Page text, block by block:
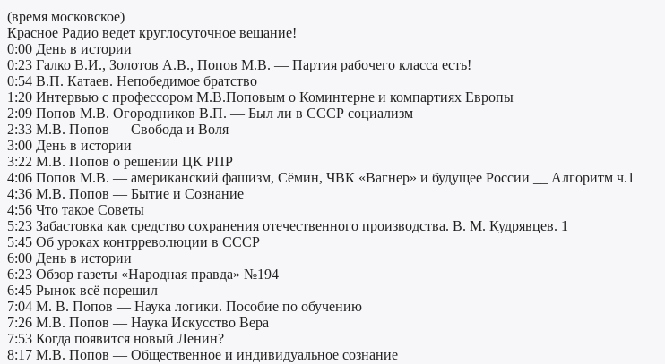
(время московское)
Красное Радио ведет круглосуточное вещание!
0:00 День в истории
0:23 Галко В.И., Золотов А.В., Попов М.В. — Партия рабочего класса есть!
0:54 В.П. Катаев. Непобедимое братство
1:20 Интервью c профессором М.В.Поповым о Коминтерне и компартиях Европы
2:09 Попов М.В. Огородников В.П. — Был ли в СССР социализм
2:33 М.В. Попов — Свобода и Воля
3:00 День в истории
3:22 М.В. Попов о решении ЦК РПР
4:06 Попов М.В. — американский фашизм, Сёмин, ЧВК «Вагнер» и будущее России __ Алгоритм ч.1
4:36 М.В. Попов — Бытие и Сознание
4:56 Что такое Советы
5:23 Забастовка как средство сохранения отечественного производства. В. М. Кудрявцев. 1
5:45 Об уроках контрреволюции в СССР
6:00 День в истории
6:23 Обзор газеты «Народная правда» №194
6:45 Рынок всё порешил
7:04 М. В. Попов — Наука логики. Пособие по обучению
7:26 М.В. Попов — Наука Искусство Вера
7:53 Когда появится новый Ленин?
8:17 М.В. Попов — Общественное и индивидуальное сознание